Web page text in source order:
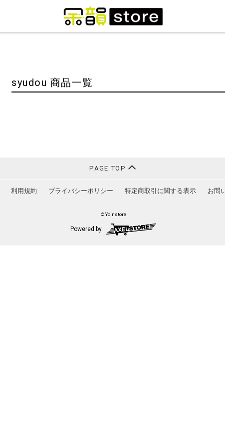
syudou 商品一覧
PAGE TOP
利用規約 プライバシーポリシー 特定商取引に関する表示 お問
© Yoinstore
Powered by